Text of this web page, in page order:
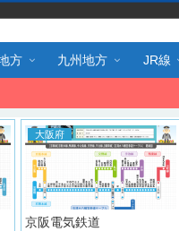
方 九州地方 JR線
東京都
京成電鉄